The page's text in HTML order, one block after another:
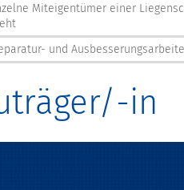
Miteigentümer einer
und
in